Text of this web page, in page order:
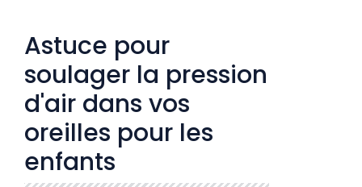
Astuce pour
soulager la pression
d'air dans vos
oreilles pour les
enfants